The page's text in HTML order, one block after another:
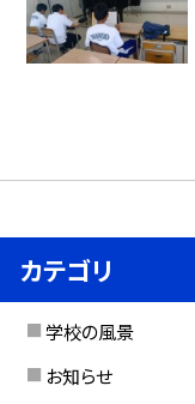
カテゴリ
学校の風景
お知らせ